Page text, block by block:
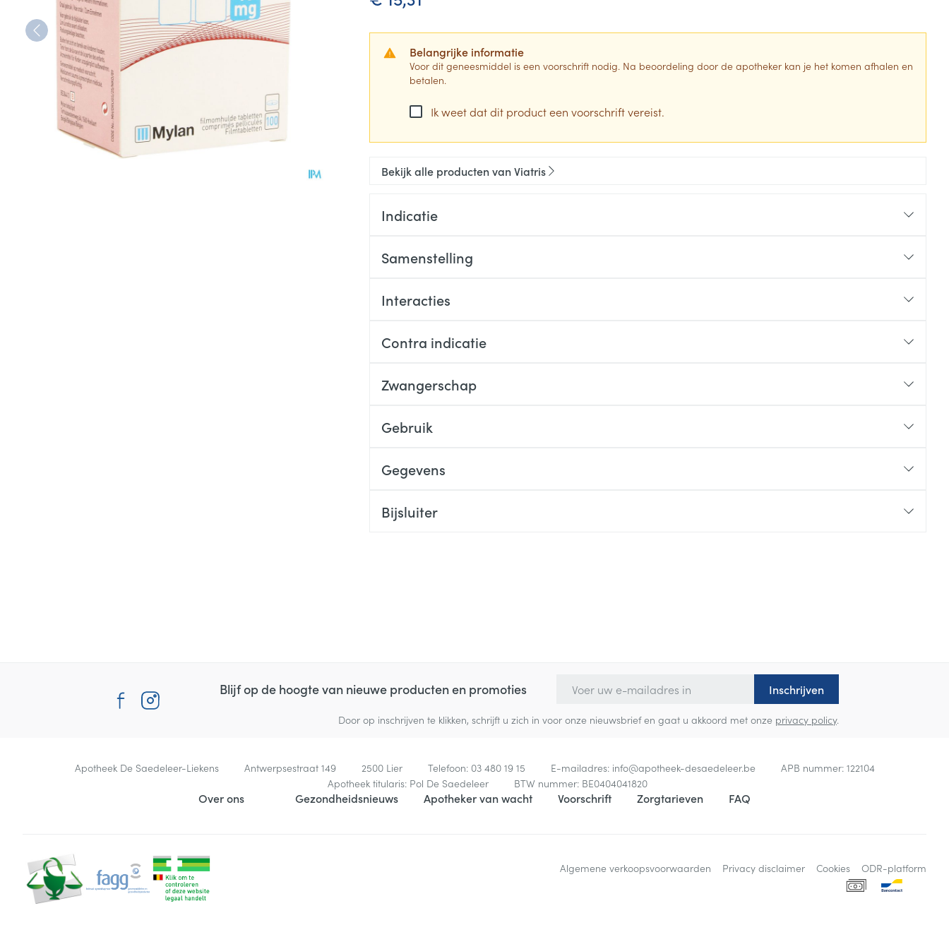
Belangrijke informatie
Voor dit geneesmiddel is een voorschrift nodig. Na beoordeling door de apotheker kan je het komen afhalen en
betalen.
Ik weet dat dit product een voorschrift vereist.
Bekijk alle producten van Viatris
Indicatie
Samenstelling
Interacties
Contra indicatie
Zwangerschap
Gebruik
Gegevens
Bijsluiter
Blijf op de hoogte van nieuwe producten en promoties Inschrijven
Door op inschrijven te klikken, schrijft u zich in voor onze nieuwsbrief en gaat u akkoord met onze privacy policy.
Contacteer ons
Apotheek De Saedeleer-Liekens Antwerpsestraat 149 2500 Lier Telefoon: 03 480 19 15 E-mailadres: info@apotheek-desaedeleer.be APB nummer: 122104
Apotheek titularis: Pol De Saedeleer BTW nummer: BE0404041820
Over ons Gezondheidsnieuws Apotheker van wacht Voorschrift Zorgtarieven FAQ
Algemene verkoopsvoorwaarden Privacy disclaimer Cookies ODR-platform